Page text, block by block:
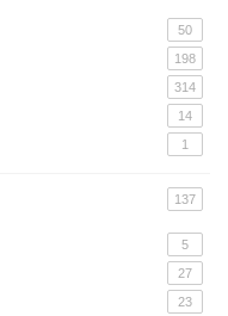
50
198
314
14
1
137
5
27
23